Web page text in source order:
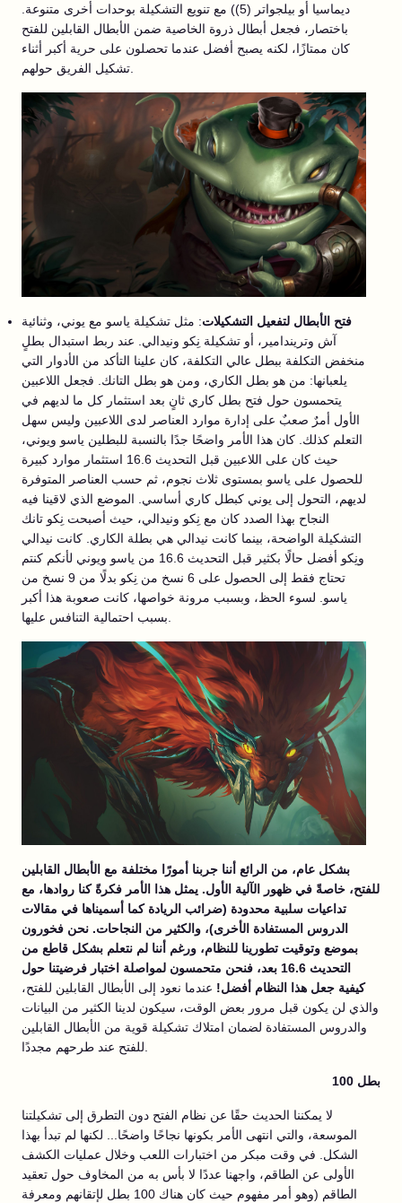
ديماسيا أو بيلجواتر (5)) مع تنويع التشكيلة بوحدات أخرى متنوعة.
باختصار، فجعل أبطال ذروة الخاصية ضمن الأبطال القابلين للفتح
كان ممتازًا، لكنه يصبح أفضل عندما تحصلون على حرية أكبر أثناء
فتح الأبطال لتفعيل التشكيلات: مثل تشكيلة ياسو مع يوني، وثنائية
آش وتريندامير، أو تشكيلة نِكو ونيدالي. عند ربط استبدال بطلٍ
منخفض التكلفة ببطل عالي التكلفة، كان علينا التأكد من الأدوار التي
يلعبانها: من هو بطل الكاري، ومن هو بطل التانك. فجعل اللاعبين
يتحمسون حول فتح بطل كاري ثانٍ بعد استثمار كل ما لديهم في
الأول أمرٌ صعبٌ على إدارة موارد العناصر لدى اللاعبين وليس سهل
التعلم كذلك. كان هذا الأمر واضحًا جدًا بالنسبة للبطلين ياسو ويوني،
حيث كان على اللاعبين قبل التحديث 16.6 استثمار موارد كبيرة
للحصول على ياسو بمستوى ثلاث نجوم، ثم حسب العناصر المتوفرة
لديهم، التحول إلى يوني كبطل كاري أساسي. الموضع الذي لاقينا فيه
النجاح بهذا الصدد كان مع نِكو ونيدالي، حيث أصبحت نِكو تانك
التشكيلة الواضحة، بينما كانت نيدالي هي بطلة الكاري. كانت نيدالي
ونِكو أفضل حالًا بكثير قبل التحديث 16.6 من ياسو ويوني لأنكم كنتم
تحتاج فقط إلى الحصول على 6 نسخ من نِكو بدلًا من 9 نسخ من
ياسو. لسوء الحظ، وبسبب مرونة خواصها، كانت صعوبة هذا أكبر
بشكل عام، من الرائع أننا جربنا أمورًا مختلفة مع الأبطال القابلين
للفتح، خاصةً في ظهور الآلية الأول. يمثل هذا الأمر فكرةً كنا روادها، مع
تداعيات سلبية محدودة (ضرائب الريادة كما أسميناها في مقالات
الدروس المستفادة الأخرى)، والكثير من النجاحات. نحن فخورون
بموضع وتوقيت تطورينا للنظام، ورغم أننا لم نتعلم بشكل قاطع من
التحديث 16.6 بعد، فنحن متحمسون لمواصلة اختبار فرضيتنا حول
كيفية جعل هذا النظام أفضل! عندما نعود إلى الأبطال القابلين للفتح،
والذي لن يكون قبل مرور بعض الوقت، سيكون لدينا الكثير من البيانات
والدروس المستفادة لضمان امتلاك تشكيلة قوية من الأبطال القابلين
100 بطل
لا يمكننا الحديث حقًا عن نظام الفتح دون التطرق إلى تشكيلتنا
الموسعة، والتي انتهى الأمر بكونها نجاحًا واضحًا... لكنها لم تبدأ بهذا
الشكل. في وقت مبكر من اختبارات اللعب وخلال عمليات الكشف
الأولى عن الطاقم، واجهنا عددًا لا بأس به من المخاوف حول تعقيد
الطاقم (وهو أمر مفهوم حيث كان هناك 100 بطل لإتقانهم ومعرفة